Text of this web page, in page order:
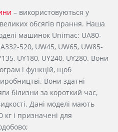
– використовуються у
обсягів прання. Наша
машинок Unimac: UA80-
520, UW45, UW65, UW85-
UY180, UY240, UY280. Вони
і функцій, щоб
Вони здатні
білизни за короткий час,
Дані моделі мають
кг і призначені для